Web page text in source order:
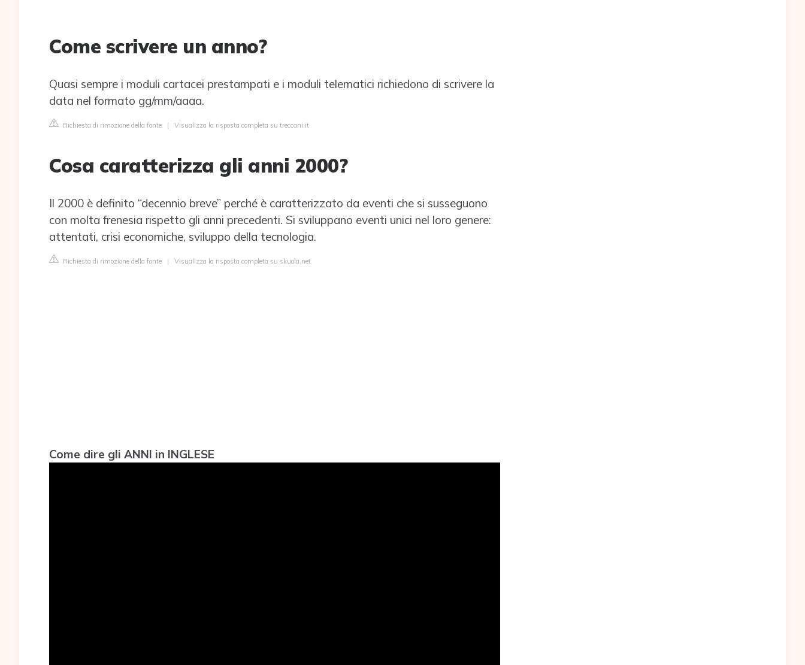
Come scrivere un anno?
Quasi sempre i moduli cartacei prestampati e i moduli telematici richiedono di scrivere la
data nel formato gg/mm/aaaa.
Richiesta di rimozione della fonte | Visualizza la risposta completa su treccani.it
Cosa caratterizza gli anni 2000?
Il 2000 è definito “decennio breve” perché è caratterizzato da eventi che si susseguono
con molta frenesia rispetto gli anni precedenti. Si sviluppano eventi unici nel loro genere:
attentati, crisi economiche, sviluppo della tecnologia.
Richiesta di rimozione della fonte | Visualizza la risposta completa su skuola.net
Come dire gli ANNI in INGLESE